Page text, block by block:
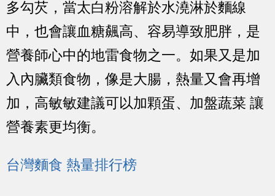
多勾芡，當太白粉溶解於水澆淋於麵線
中，也會讓血糖飆高、容易導致肥胖，是
營養師心中的地雷食物之一。如果又是加
入內臟類食物，像是大腸，熱量又會再增
加，高敏敏建議可以加顆蛋、加盤蔬菜 讓
營養素更均衡。
台灣麵食 熱量排行榜